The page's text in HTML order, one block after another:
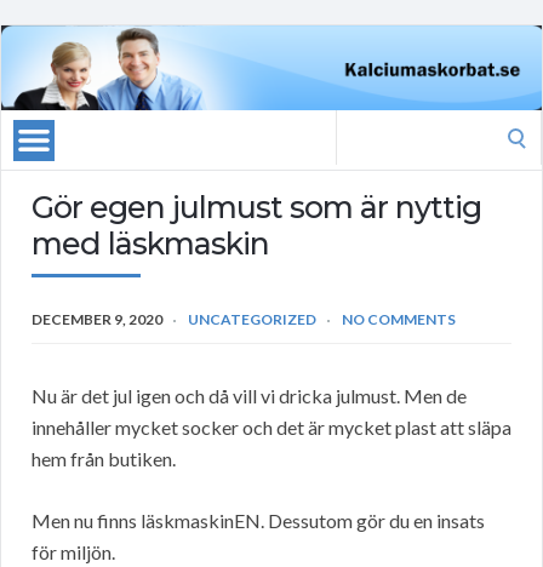
Gör egen julmust som är nyttig
med läskmaskin
DECEMBER 9, 2020 UNCATEGORIZED NO COMMENTS
Nu är det jul igen och då vill vi dricka julmust. Men de
innehåller mycket socker och det är mycket plast att släpa
hem från butiken.
Men nu finns läskmaskinEN. Dessutom gör du en insats
för miljön.